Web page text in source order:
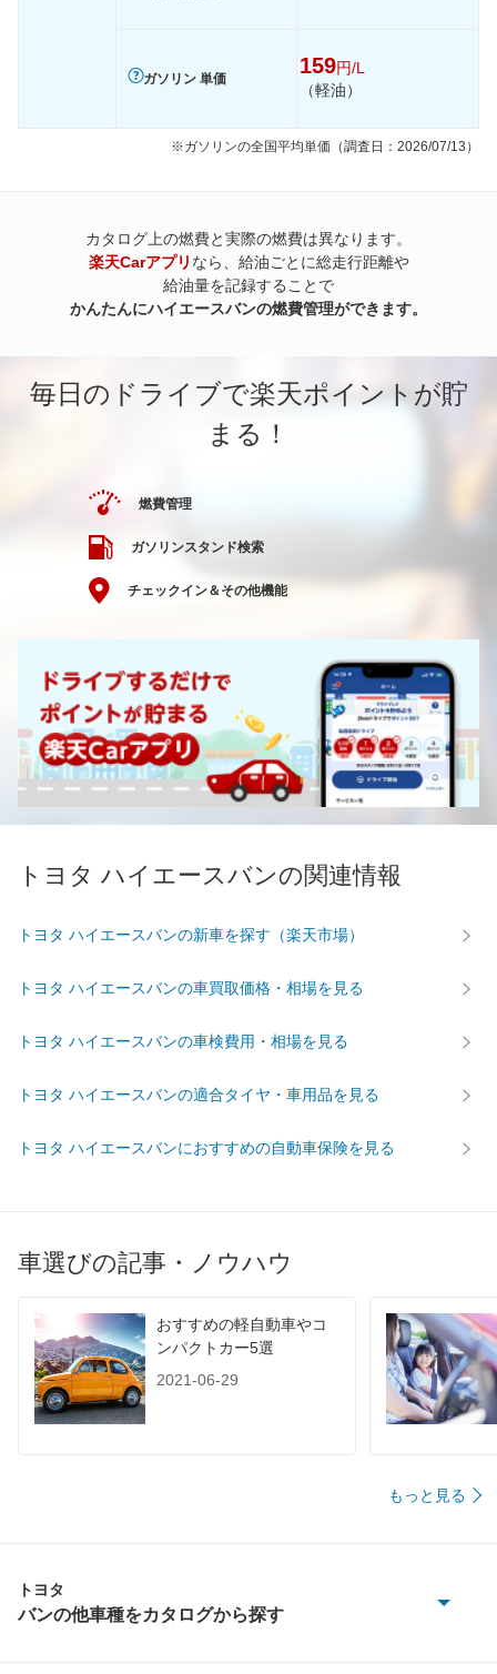
ガソリン 単価
159円/L
（軽油）
※ガソリンの全国平均単価（調査日：2026/07/13）
カタログ上の燃費と実際の燃費は異なります。
楽天Carアプリ なら、給油ごとに総走行距離や
給油量を記録することで
かんたんにハイエースバンの燃費管理ができます。
毎日のドライブで楽天ポイントが貯
まる！
燃費管理
ガソリンスタンド検索
チェックイン＆その他機能
トヨタ ハイエースバンの関連情報
トヨタ ハイエースバンの新車を探す（楽天市場）
トヨタ ハイエースバンの車買取価格・相場を見る
トヨタ ハイエースバンの車検費用・相場を見る
トヨタ ハイエースバンの適合タイヤ・車用品を見る
トヨタ ハイエースバンにおすすめの自動車保険を見る
車選びの記事・ノウハウ
おすすめの軽自動車やコ
ンパクトカー5選
2021-06-29
もっと見る
トヨタ
バンの他車種をカタログから探す